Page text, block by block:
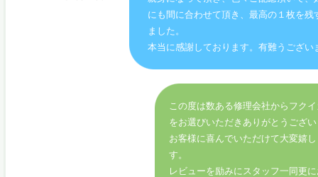
にも間に合わせて頂き、最高の１枚を残
ました。
本当に感謝しております。有難うござい
この度は数ある修理会社からフク
をお選びいただきありがとうござ
お客様に喜んでいただけて大変嬉
す。
レビューを励みにスタッフ一同更